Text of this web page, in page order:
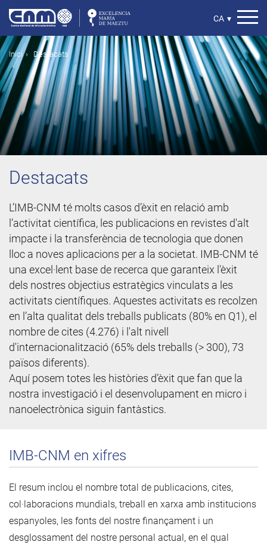
contingut
Select
language
CA ▾
Fil
d'ariadna
Inici Destacats
Destacats
L’IMB-CNM té molts casos d’èxit en relació amb
l’activitat científica, les publicacions en revistes d'alt
impacte i la transferència de tecnologia que donen
lloc a noves aplicacions per a la societat. IMB-CNM té
una excel·lent base de recerca que garanteix l'èxit
dels nostres objectius estratègics vinculats a les
activitats científiques. Aquestes activitats es recolzen
en l’alta qualitat dels treballs publicats (80% en Q1), el
nombre de cites (4.276) i l'alt nivell
d'internacionalització (65% dels treballs (> 300), 73
països diferents).
Aquí posem totes les històries d’èxit que fan que la
nostra investigació i el desenvolupament en micro i
nanoelectrònica siguin fantàstics.
IMB-CNM en xifres
El resum inclou el nombre total de publicacions, cites,
col·laboracions mundials, treball en xarxa amb institucions
espanyoles, les fonts del nostre finançament i un
desglossament del nostre personal actual, en el qual